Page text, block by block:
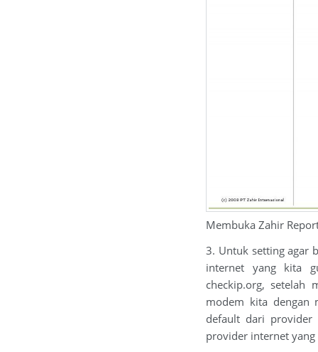
Membuka Zahir
3. Untuk setting agar
internet yang kita
checkip.org, setelah
modem kita dengan
default dari provider
provider internet yang